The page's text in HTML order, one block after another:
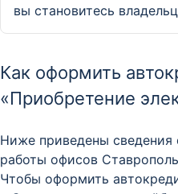
вы становитесь
Как оформить
«Приобретение
Ниже приведены
работы офисов
Чтобы оформить